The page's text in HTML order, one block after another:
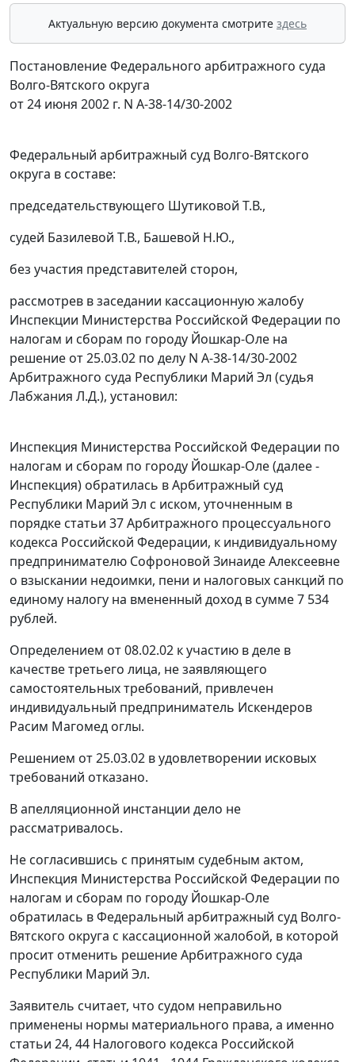
Актуальную версию документа смотрите здесь
Постановление Федерального арбитражного суда
Волго-Вятского округа
от 24 июня 2002 г. N А-38-14/30-2002
Федеральный арбитражный суд Волго-Вятского
округа в составе:
председательствующего Шутиковой Т.В.,
судей Базилевой Т.В., Башевой Н.Ю.,
без участия представителей сторон,
рассмотрев в заседании кассационную жалобу
Инспекции Министерства Российской Федерации по
налогам и сборам по городу Йошкар-Оле на
решение от 25.03.02 по делу N А-38-14/30-2002
Арбитражного суда Республики Марий Эл (судья
Лабжания Л.Д.), установил:
Инспекция Министерства Российской Федерации по
налогам и сборам по городу Йошкар-Оле (далее -
Инспекция) обратилась в Арбитражный суд
Республики Марий Эл с иском, уточненным в
порядке статьи 37Арбитражного процессуального
кодекса Российской Федерации, к индивидуальному
предпринимателю Софроновой Зинаиде Алексеевне
о взыскании недоимки, пени и налоговых санкций по
единому налогу на вмененный доход в сумме 7 534
рублей.
Определением от 08.02.02 к участию в деле в
качестве третьего лица, не заявляющего
самостоятельных требований, привлечен
индивидуальный предприниматель Искендеров
Расим Магомед оглы.
Решением от 25.03.02 в удовлетворении исковых
требований отказано.
В апелляционной инстанции дело не
рассматривалось.
Не согласившись с принятым судебным актом,
Инспекция Министерства Российской Федерации по
налогам и сборам по городу Йошкар-Оле
обратилась в Федеральный арбитражный суд Волго-
Вятского округа с кассационной жалобой, в которой
просит отменить решение Арбитражного суда
Республики Марий Эл.
Заявитель считает, что судом неправильно
применены нормы материального права, а именно
статьи 24, 44 Налогового кодекса Российской